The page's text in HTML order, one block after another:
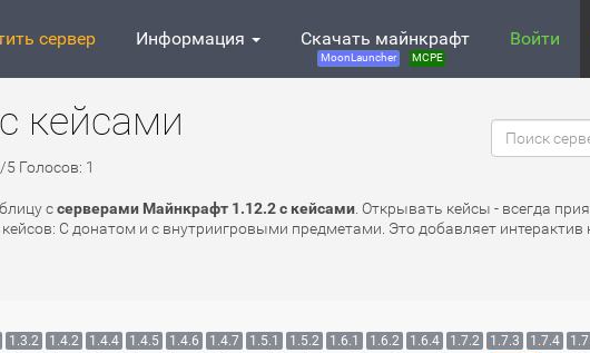
сервер Информация Скачать майнкрафт
MoonLauncher MCPE
Войти
кейсами
/5 Голосов: 1
ссерверами Майнкрафт 1.12.2 с кейсами . Открывать кейсы - всегда
С донатом и с внутриигровыми предметами. Это добавляет интерактив
1.3.2 1.4.2 1.4.4 1.4.5 1.4.6 1.4.7 1.5.1 1.5.2 1.6.1 1.6.2 1.6.4 1.7.2 1.7.3 1.7.4